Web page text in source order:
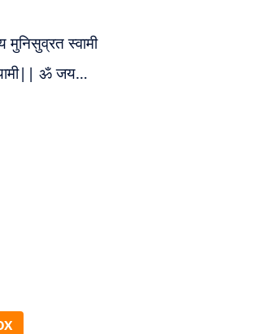
स्वामी
ॐ जय…